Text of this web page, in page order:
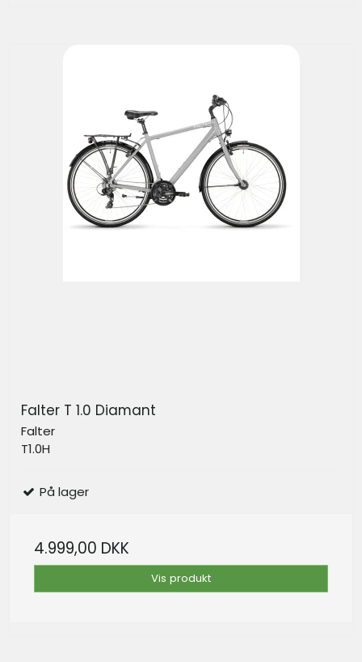
Falter T 1.0 Diamant
Falter
T1.0H
På lager
4.999,00 DKK
Vis produkt